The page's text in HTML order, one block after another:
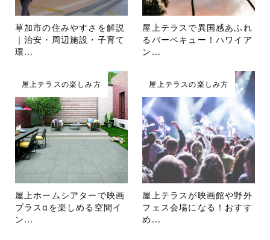
草加市の住みやすさを解説
｜治安・周辺施設・子育て
環...
屋上テラスで異国感あふれ
るバーベキュー！ハワイア
ン...
屋上テラスの楽しみ方
屋上ホームシアターで映画
プラスαを楽しめる空間イ
ン...
屋上テラスの楽しみ方
屋上テラスが映画館や野外
フェス会場になる！おすす
め...